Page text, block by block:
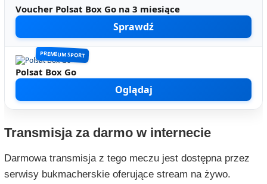
Voucher Polsat Box Go na 3 miesiące
Sprawdź
PREMIUM SPORT
Polsat Box Go
Oglądaj
Transmisja za darmo w internecie
Darmowa transmisja z tego meczu jest dostępna przez
serwisy bukmacherskie oferujące stream na żywo.